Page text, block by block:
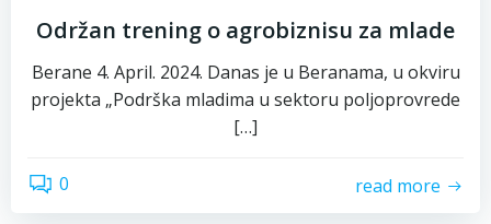
Održan trening o agrobiznisu za mlade
Berane 4. April. 2024. Danas je u Beranama, u okviru
projekta „Podrška mladima u sektoru poljoprovrede
[…]
0 read more